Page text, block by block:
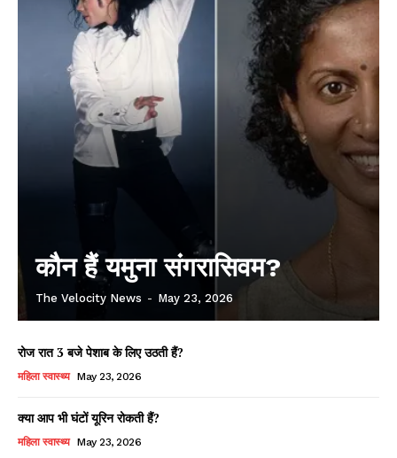
कौन हैं यमुना संगरासिवम?
The Velocity News - May 23, 2026
रोज रात 3 बजे पेशाब के लिए उठती हैं?
महिला स्वास्थ्य May 23, 2026
क्या आप भी घंटों यूरिन रोकती हैं?
महिला स्वास्थ्य May 23, 2026